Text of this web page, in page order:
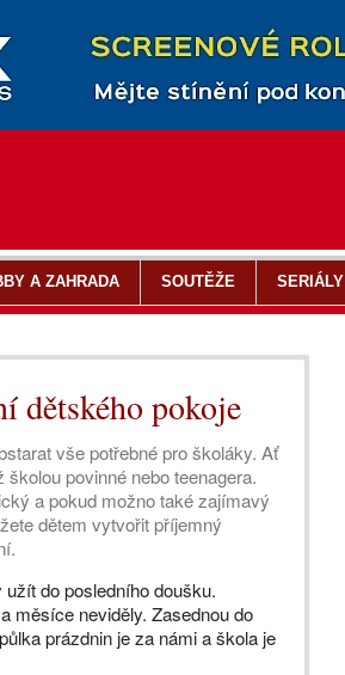
dětského pokoje
vše potřebné pro školáky. Ať
povinné nebo teenagera.
a pokud možno také zajímavý
dětem vytvořit příjemný
do posledního doušku.
měsíce neviděly. Zasednou do
prázdnin je za námi a škola je
A ZAHRADA SOUTĚŽE SERIÁLY